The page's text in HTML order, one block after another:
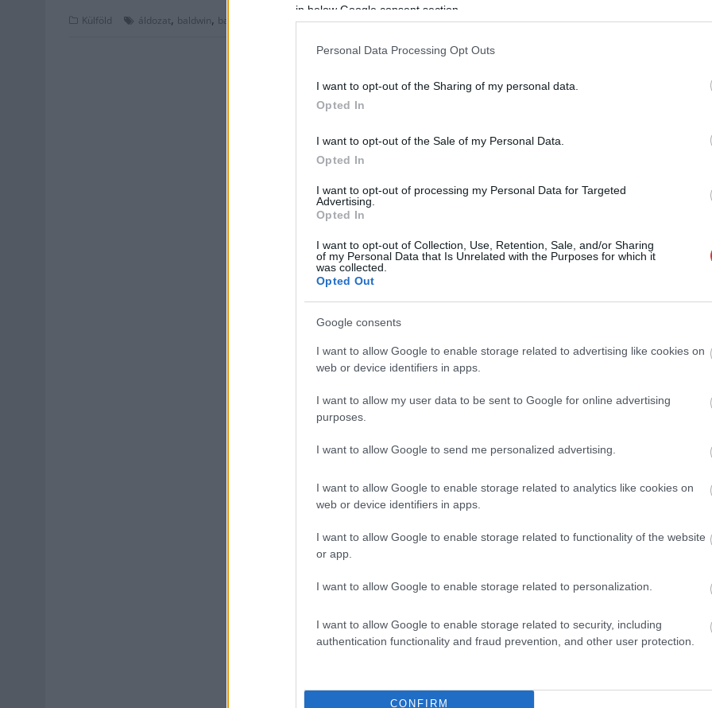
in below Google consent section.
Personal Data Processing Opt Outs
I want to opt-out of the Sharing of my personal data.
Opted In
I want to opt-out of the Sale of my Personal Data.
Opted In
I want to opt-out of processing my Personal Data for Targeted
Advertising.
Opted In
I want to opt-out of Collection, Use, Retention, Sale, and/or Sharing
of my Personal Data that Is Unrelated with the Purposes for which it
was collected.
Opted Out
Google consents
I want to allow Google to enable storage related to advertising like cookies on
web or device identifiers in apps.
I want to allow my user data to be sent to Google for online advertising
purposes.
I want to allow Google to send me personalized advertising.
I want to allow Google to enable storage related to analytics like cookies on
web or device identifiers in apps.
I want to allow Google to enable storage related to functionality of the website
or app.
I want to allow Google to enable storage related to personalization.
I want to allow Google to enable storage related to security, including
authentication functionality and fraud prevention, and other user protection.
CONFIRM
Külföld áldozat, baldwin, baleset biztonság,forgatás,halálos,hiányosság